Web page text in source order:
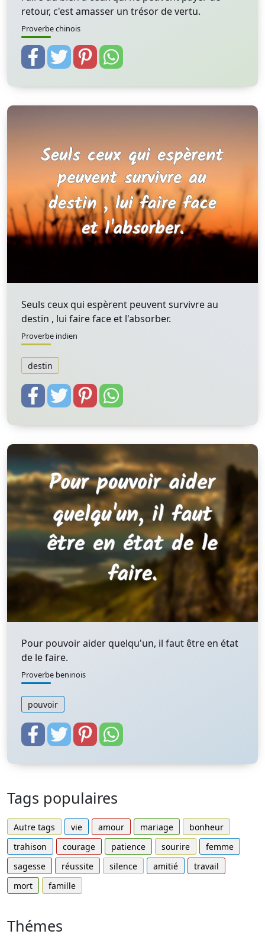
retour, c'est amasser un trésor de vertu.
Proverbe chinois
Seuls ceux qui espèrent peuvent survivre au
destin , lui faire face et l'absorber.
Proverbe indien
destin
Pour pouvoir aider quelqu'un, il faut être en état
de le faire.
Proverbe beninois
pouvoir
Tags populaires
Autre tags vie amour mariage
bonheur
trahison
courage patience sourire
femme
sagesse
réussite silence amitié
travail
mort
famille
Thémes